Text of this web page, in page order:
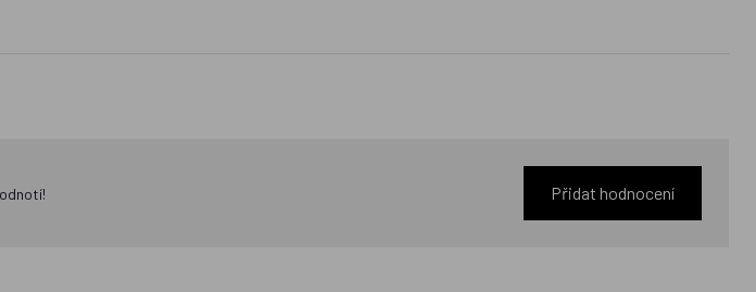
Přidat hodnocení